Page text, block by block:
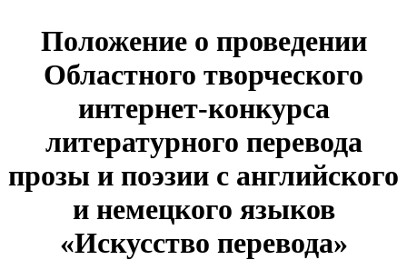
Положение о проведении
Областного творческого
интернет-конкурса
литературного перевода
прозы и поэзии с английского
и немецкого языков
«Искусство перевода»